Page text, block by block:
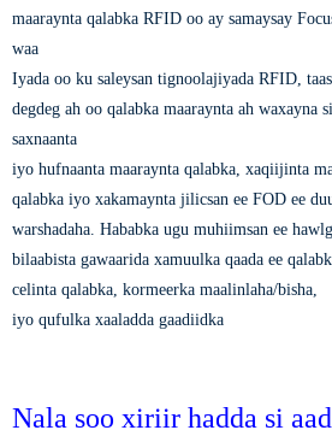
maaraynta qalabka RFID oo ay samaysay
waa
Iyada oo ku saleysan tignoolajiyada RFID,
degdeg ah oo qalabka maaraynta ah waxayna
saxnaanta
iyo hufnaanta maaraynta qalabka, xaqiijinta
qalabka iyo xakamaynta jilicsan ee FOD ee
warshadaha. Hababka ugu muhiimsan ee
bilaabista gawaarida xamuulka qaada ee
celinta qalabka, kormeerka maalinlaha/bisha,
iyo qufulka xaaladda gaadiidka
Nala soo xiriir hadda si